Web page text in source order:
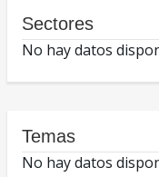
Sectores
No hay datos
Temas
No hay datos